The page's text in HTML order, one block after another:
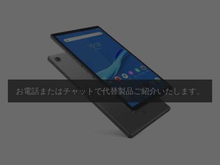
お電話またはチャットで代替製品ご紹介いたします。